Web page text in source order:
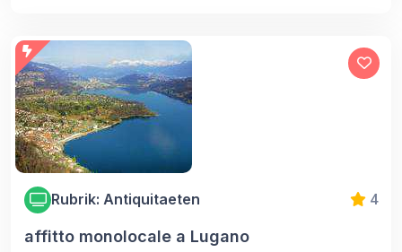
Rubrik: Antiquitaeten 4
affitto monolocale a Lugano